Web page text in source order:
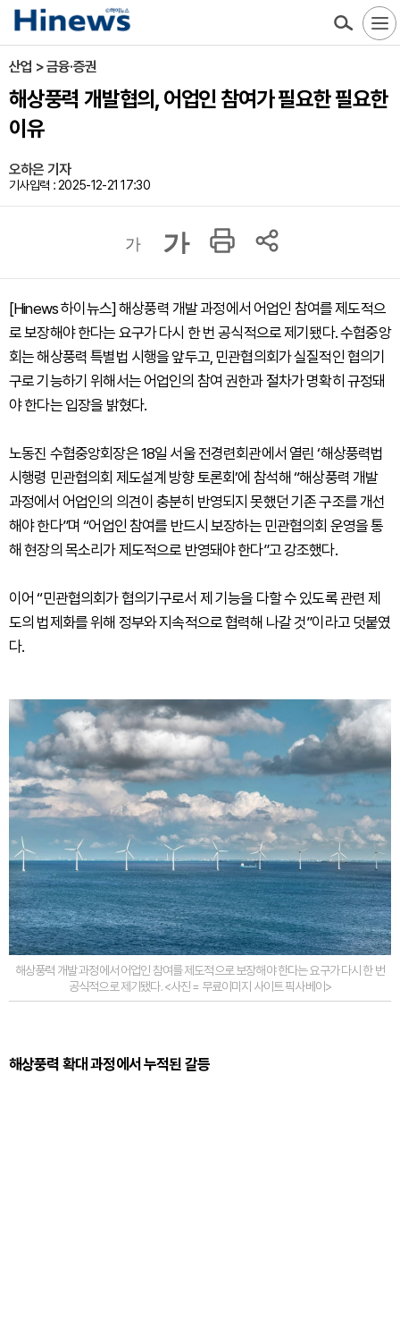
산업 > 금융·증권
해상풍력 개발협의, 어업인 참여가 필요한 필요한
이유
오하은 기자
기사입력 : 2025-12-21 17:30
가 가
[Hinews 하이뉴스] 해상풍력 개발 과정에서 어업인 참여를 제도적으
로 보장해야 한다는 요구가 다시 한 번 공식적으로 제기됐다. 수협중앙
회는 해상풍력 특별법 시행을 앞두고, 민관협의회가 실질적인 협의기
구로 기능하기 위해서는 어업인의 참여 권한과 절차가 명확히 규정돼
야 한다는 입장을 밝혔다.
노동진 수협중앙회장은 18일 서울 전경련회관에서 열린 ‘해상풍력법
시행령 민관협의회 제도설계 방향 토론회’에 참석해 “해상풍력 개발
과정에서 어업인의 의견이 충분히 반영되지 못했던 기존 구조를 개선
해야 한다”며 “어업인 참여를 반드시 보장하는 민관협의회 운영을 통
해 현장의 목소리가 제도적으로 반영돼야 한다”고 강조했다.
이어 “민관협의회가 협의기구로서 제 기능을 다할 수 있도록 관련 제
도의 법제화를 위해 정부와 지속적으로 협력해 나갈 것”이라고 덧붙였
다.
해상풍력 개발 과정에서 어업인 참여를 제도적으로 보장해야 한다는 요구가 다시 한 번
공식적으로 제기됐다. <사진 = 무료이미지 사이트 픽사베이>
해상풍력 확대 과정에서 누적된 갈등